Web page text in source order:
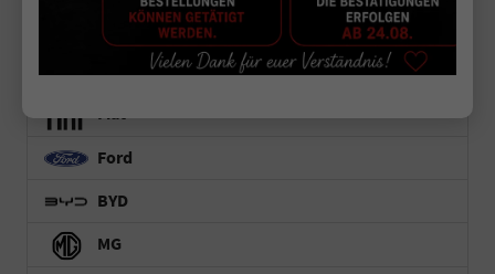
Dacia
Peugeot
Fiat
Ford
BYD
MG